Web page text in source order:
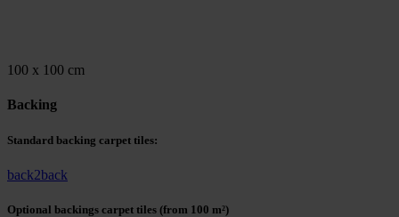
100 x 100 cm
Backing
Standard backing carpet tiles:
back2back
Optional backings carpet tiles (from 100 m²)